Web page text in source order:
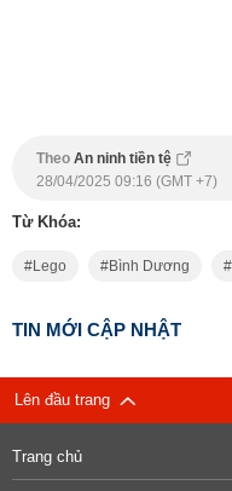
Theo An ninh tiền tệ
28/04/2025 09:16 (GMT +7)
Từ Khóa:
Lego Bình Dương
TIN MỚI CẬP NHẬT
Lên đầu trang
Trang chủ